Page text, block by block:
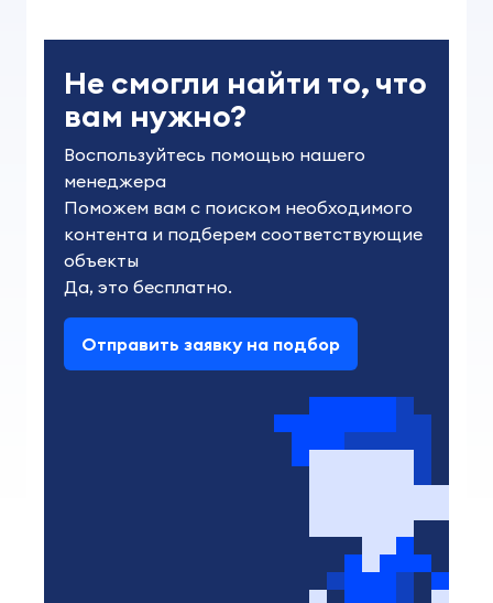
Не смогли найти то, что
вам нужно?
Воспользуйтесь помощью нашего
менеджера
Поможем вам с поиском необходимого
контента и подберем соответствующие
объекты
Да, это бесплатно.
Отправить заявку на подбор